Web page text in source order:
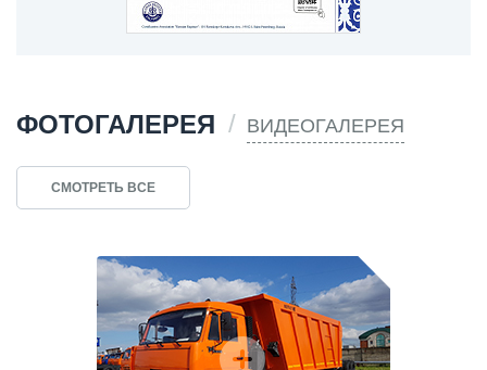
ФОТОГАЛЕРЕЯ ВИДЕОГАЛЕРЕЯ
СМОТРЕТЬ ВСЕ